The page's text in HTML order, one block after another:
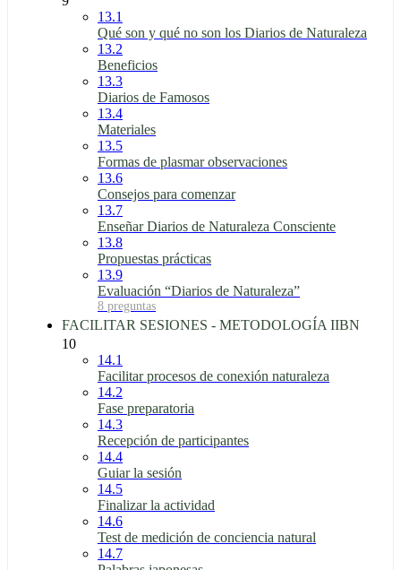
13.1
Qué son y qué no son los Diarios de Naturaleza
13.2
Beneficios
13.3
Diarios de Famosos
13.4
Materiales
13.5
Formas de plasmar observaciones
13.6
Consejos para comenzar
13.7
Enseñar Diarios de Naturaleza Consciente
13.8
Propuestas prácticas
13.9
Evaluación “Diarios de Naturaleza”
8 preguntas
FACILITAR SESIONES - METODOLOGÍA IIBN
10
14.1
Facilitar procesos de conexión naturaleza
14.2
Fase preparatoria
14.3
Recepción de participantes
14.4
Guiar la sesión
14.5
Finalizar la actividad
14.6
Test de medición de conciencia natural
14.7